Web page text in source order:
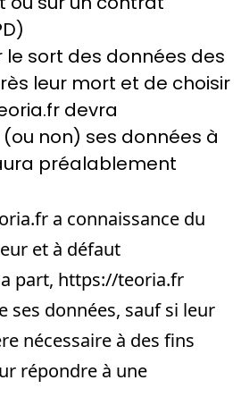
sort des données des
leur mort et de choisir
devra
non) ses données à
préalablement
a connaissance du
et à défaut
part, https://teoria.fr
ses données, sauf si leur
nécessaire à des fins
répondre à une